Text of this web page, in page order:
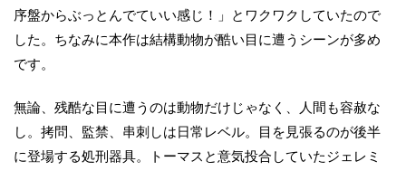
序盤からぶっとんでていい感じ！」とワクワクしていたので
した。ちなみに本作は結構動物が酷い目に遭うシーンが多め
です。
無論、残酷な目に遭うのは動物だけじゃなく、人間も容赦な
し。拷問、監禁、串刺しは日常レベル。目を見張るのが後半
に登場する処刑器具。トーマスと意気投合していたジェレミ